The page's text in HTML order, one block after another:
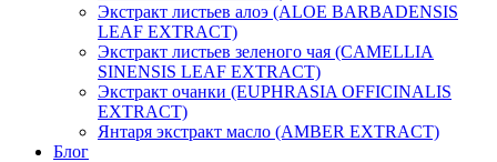
Экстракт листьев алоэ (ALOE BARBADENSIS
LEAF EXTRACT)
Экстракт листьев зеленого чая (CAMELLIA
SINENSIS LEAF EXTRACT)
Экстракт очанки (EUPHRASIA OFFICINALIS
EXTRACT)
Янтаря экстракт масло (AMBER EXTRACT)
Блог